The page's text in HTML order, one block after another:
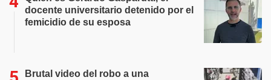
docente universitario detenido por el
femicidio de su esposa
Brutal video del robo a una